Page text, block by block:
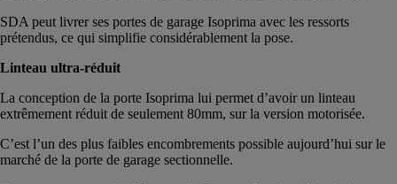
SDA peut livrer ses portes de garage Isoprima avec les ressorts
prétendus, ce qui simplifie considérablement la pose.
Linteau ultra-réduit
La conception de la porte Isoprima lui permet d’avoir un linteau
extrêmement réduit de seulement 80mm, sur la version motorisée.
C’est l’un des plus faibles encombrements possible aujourd’hui sur le
marché de la porte de garage sectionnelle.